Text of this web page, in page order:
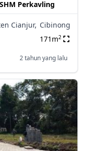
Perkavling
Cianjur, Cibinong
171m2
2 tahun yang lalu